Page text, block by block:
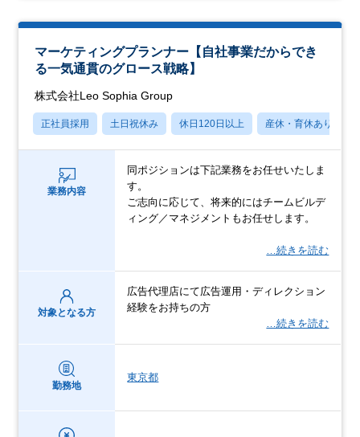
マーケティングプランナー【自社事業だからでき
る一気通貫のグロース戦略】
株式会社Leo Sophia Group
正社員採用 土日祝休み 休日120日以上 産休・育休あり
業務内容
同ポジションは下記業務をお任せいたしま
す。
ご志向に応じて、将来的にはチームビルデ
ィング／マネジメントもお任せします。
…続きを読む
対象となる方
広告代理店にて広告運用・ディレクション
経験をお持ちの方
…続きを読む
勤務地
東京都